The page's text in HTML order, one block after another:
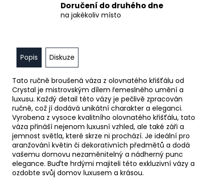
Doručení do druhého dne
na jakékoliv místo
Popis Diskuze
Tato ručně broušená váza z olovnatého křišťálu od
Crystal je mistrovským dílem řemeslného umění a
luxusu. Každý detail této vázy je pečlivě zpracován
ručně, což jí dodává unikátní charakter a eleganci.
Vyrobena z vysoce kvalitního olovnatého křišťálu, tato
váza přináší nejenom luxusní vzhled, ale také záři a
jemnost světla, které skrze ni prochází. Je ideální pro
aranžování květin či dekorativních předmětů a dodá
vašemu domovu nezaměnitelný a nádherný punc
elegance. Buďte hrdými majiteli této exkluzivní vázy a
ozdobte svůj domov luxusem a krásou.